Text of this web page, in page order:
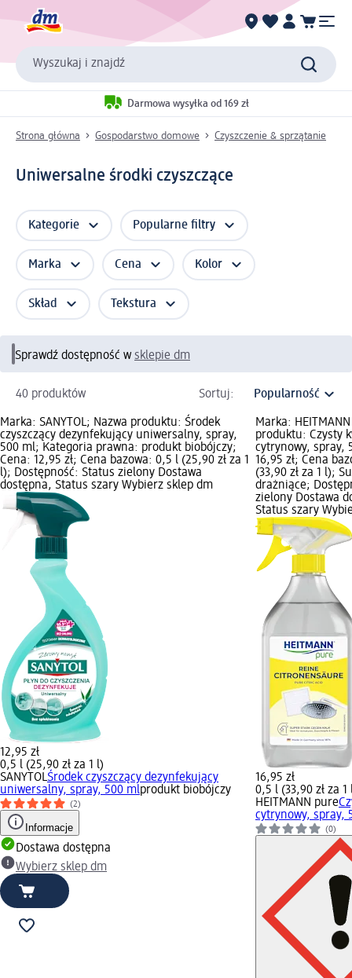
Wyszukaj i znajdź
Darmowa wysyłka od 169 zł
Strona główna Gospodarstwo domowe Czyszczenie & sprzątanie
Uniwersalne środki czyszczące
Kategorie Popularne filtry
Marka Cena Kolor
Skład Tekstura
Sprawdź dostępność w sklepie dm
40 produktów Sortuj:
Marka: SANYTOL; Nazwa produktu: Środek
czyszczący dezynfekujący uniwersalny, spray,
500 ml; Kategoria prawna: produkt biobójczy;
Cena: 12,95 zł; Cena bazowa: 0,5 l (25,90 zł za 1
l); Dostępność: Status zielony Dostawa
dostępna, Status szary Wybierz sklep dm
12,95 zł
0,5 l (25,90 zł za 1 l)
SANYTOLŚrodek czyszczący dezynfekujący
uniwersalny, spray, 500 mlprodukt biobójczy
(2)
Informacje
Dostawa dostępna
Wybierz sklep dm
Marka:
produktu: Czysty
cytrynowy, spray,
16,95 zł; Cena
(33,90 zł za 1 l);
drażniące;
zielony Dostawa
Status szary
16,95 zł
0,5 l (33,90 zł za 1
HEITMANN pure
cytrynowy, spray,
(0)